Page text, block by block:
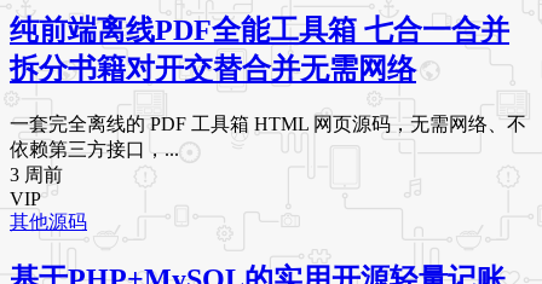
纯前端离线PDF全能工具箱 七合一合并
拆分书籍对开交替合并无需网络
一套完全离线的 PDF 工具箱 HTML 网页源码，无需网络、不
依赖第三方接口，...
3 周前
VIP
其他源码